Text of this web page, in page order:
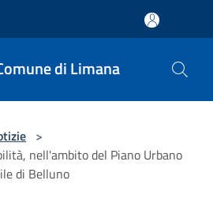
di Limana
>
nell'ambito del Piano Urbano
di Belluno